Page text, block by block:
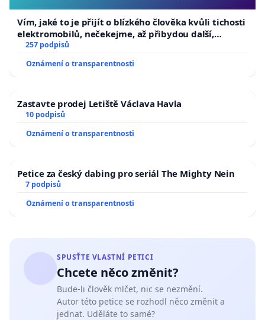
Vím, jaké to je přijít o blízkého člověka kvůli tichosti
elektromobilů, nečekejme, až přibydou další,
zaveďme slyšitelná auta!
257 podpisů
Oznámení o transparentnosti
Zastavte prodej Letiště Václava Havla
10 podpisů
Oznámení o transparentnosti
Petice za český dabing pro seriál The Mighty Nein
7 podpisů
Oznámení o transparentnosti
SPUSŤTE VLASTNÍ PETICI
Chcete něco změnit?
Bude-li člověk mlčet, nic se nezmění.
Autor této petice se rozhodl něco změnit a
jednat. Uděláte to samé?